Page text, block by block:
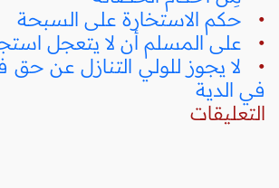
• حكم الاستخارة على السبحة
• على المسلم أن لا يتعجل
• لا يجوز للولي التنازل عن حق
في الدية
التعليقات